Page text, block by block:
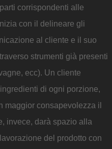
corrispondenti alle
con il delineare gli
al cliente e il suo
strumenti già presenti
ecc). Un cliente
di ogni porzione,
maggior consapevolezza il
invece, darà spazio alla
del prodotto con